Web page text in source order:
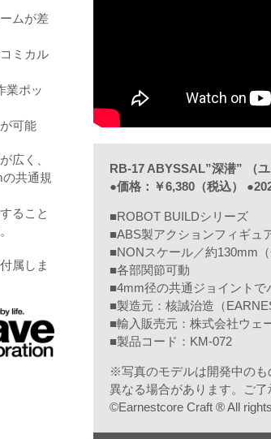
ムが差
ミカル
業ポッ
可能
広く、
共通規
ること
属しま
RB-17 ABYSSAL”深潜” （ユ
●価格：￥6,380（税込）
■ROBOT BUILDシリーズ
■ABS製アクションフィギュ
■NONスケール／約130mm（
■各部関節可動
■4mm径の共通ジョイント
■製造元：核誠治造（
■輸入販売元：株式会社ウェ
■製品コード：KM-072
※写真のモデルは開発中の
異なる場合があります。ご了
©Earnestcore Craft ® All